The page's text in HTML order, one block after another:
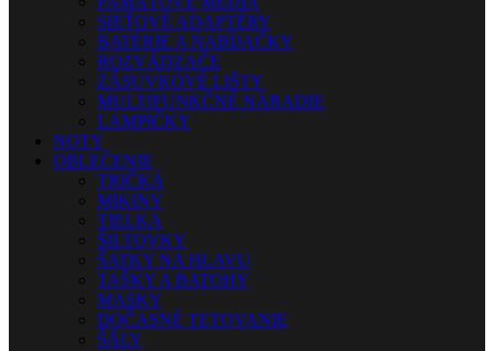
SIEŤOVÉ ADAPTÉRY
BATÉRIE A NABÍJAČKY
ROZVÁDZAČE
ZÁSUVKOVÉ LIŠTY
MULTIFUNKČNÉ NÁRADIE
LAMPIČKY
NOTY
OBLEČENIE
TRIČKÁ
MIKINY
TIELKA
ŠILTOVKY
ŠATKY NA HLAVU
TAŠKY A BATOHY
MASKY
DOČASNÉ TETOVANIE
ŠÁLY